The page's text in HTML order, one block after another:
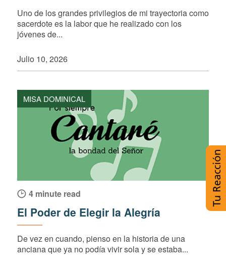
Uno de los grandes privilegios de mi trayectoria como
sacerdote es la labor que he realizado con los
jóvenes de...
Julio 10, 2026
MISA DOMINICAL
4 minute read
El Poder de Elegir la Alegría
De vez en cuando, pienso en la historia de una
anciana que ya no podía vivir sola y se estaba...